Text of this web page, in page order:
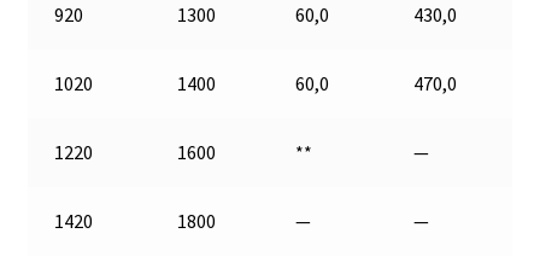
920 1300 60,0 430,0
1020 1400 60,0 470,0
1220 1600 ** —
1420 1800 — —